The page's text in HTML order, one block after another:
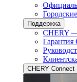
Поддержка
CHERY
Гарантия
CHERY Connect